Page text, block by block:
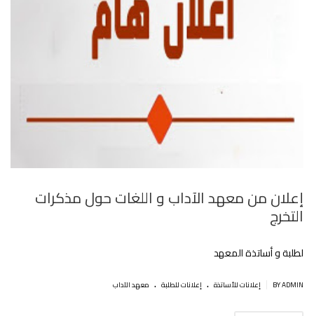
إعلان من معهد الآداب و اللغات حول مذكرات
التخرج
لطلبة و أساتذة المعهد
BY ADMIN إعلانات للأساتذة . إعلانات للطلبة . معهد الآداب